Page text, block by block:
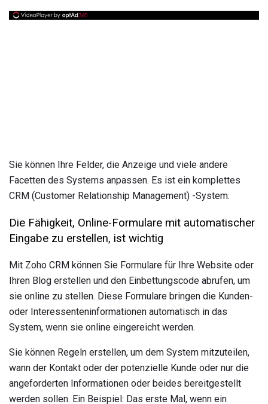
Sie können Ihre Felder, die Anzeige und viele andere
Facetten des Systems anpassen. Es ist ein komplettes
CRM (Customer Relationship Management) -System.
Die Fähigkeit, Online-Formulare mit automatischer
Eingabe zu erstellen, ist wichtig
Mit Zoho CRM können Sie Formulare für Ihre Website oder
Ihren Blog erstellen und den Einbettungscode abrufen, um
sie online zu stellen. Diese Formulare bringen die Kunden-
oder Interessenteninformationen automatisch in das
System, wenn sie online eingereicht werden.
Sie können Regeln erstellen, um dem System mitzuteilen,
wann der Kontakt oder der potenzielle Kunde oder nur die
angeforderten Informationen oder beides bereitgestellt
werden sollen. Ein Beispiel: Das erste Mal, wenn ein